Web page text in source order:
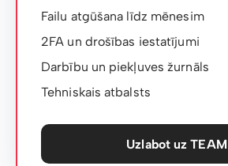
Failu atgūšana līdz mēnesim
2FA un drošības iestatījumi
Darbību un piekļuves žurnāls
Tehniskais atbalsts
Uzlabot uz TEAM